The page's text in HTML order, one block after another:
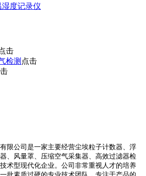
湿度记录仪
击
检测 点击
限公司是一家主要经营尘埃粒子计数器、浮
、风量罩、压缩空气采集器、高效过滤器检
术型现代化企业。公司非常重视人才的培养